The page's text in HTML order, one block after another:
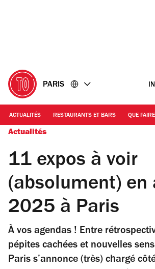
PARIS
ACTUALITÉS RESTAURANTS ET BARS QUE FAIRE
Actualités
11 expos à voir
(absolument) en
2025 à Paris
À vos agendas ! Entre
pépites cachées et nouvelles
Paris s’annonce (très) chargé